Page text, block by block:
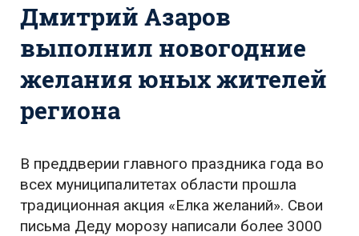
Ремонт Обводного шоссе
Набережная Тольятти
Неделя Тольятти
Дмитрий Азаров
выполнил новогодние
желания юных жителей
региона
В преддверии главного праздника года во
всех муниципалитетах области прошла
традиционная акция «Елка желаний». Свои
письма Деду морозу написали более 3000